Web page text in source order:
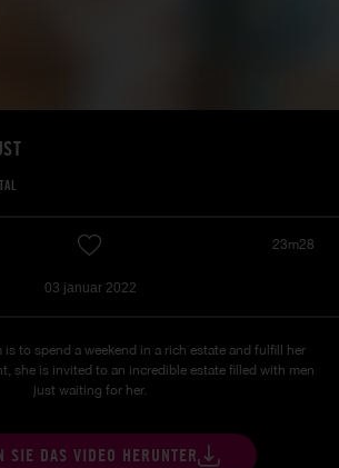
23m28
03 januar 2022
to spend a weekend in a rich estate and fulfill her
she is invited to an incredible estate filled with men
just waiting for her.
SIE DAS VIDEO HERUNTER